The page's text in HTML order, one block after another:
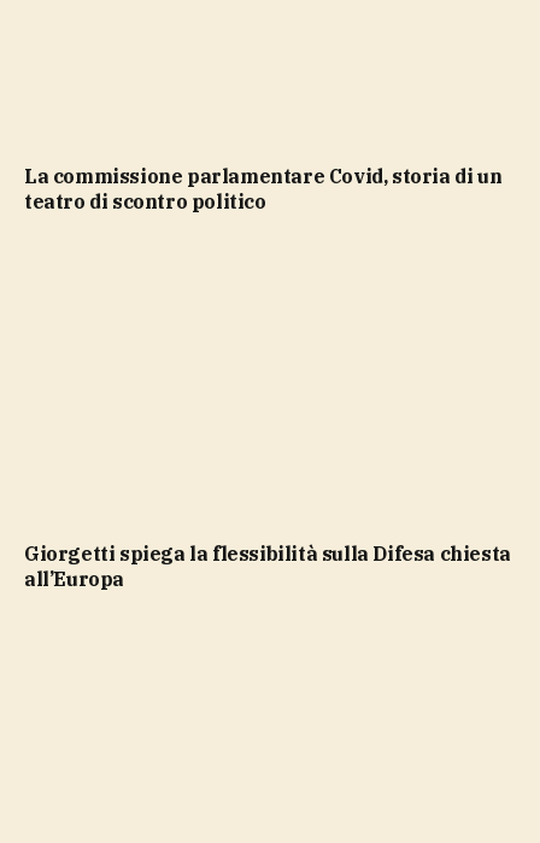
La commissione parlamentare Covid, storia di un
teatro di scontro politico
Giorgetti spiega la flessibilità sulla Difesa chiesta
all’Europa